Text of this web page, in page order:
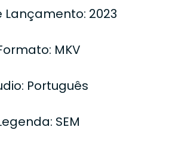
Lançamento: 2023
MKV
Português
SEM